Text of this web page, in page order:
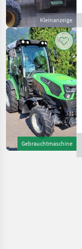
Kleinanzeige
Gebrauchtmaschine